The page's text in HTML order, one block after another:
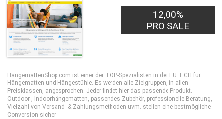
12,00%
PRO SALE
HängemattenShop.com ist einer der TOP-Spezialisten in der EU + CH für
Hängematten und Hängestühle. Es werden alle Zielgruppen, in allen
Preisklassen, angesprochen. Jeder findet hier das passende Produkt.
Outdoor-, Indoorhängematten, passendes Zubehör, professionelle Beratung,
Vielzahl von Versand- & Zahlungsmethoden uvm. stellen eine bestmögliche
Conversion sicher.